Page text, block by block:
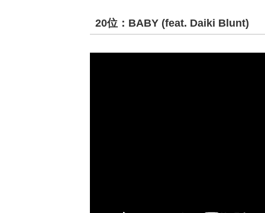
20位：BABY (feat. Daiki Blunt)